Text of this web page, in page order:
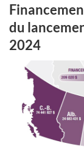
du
2024